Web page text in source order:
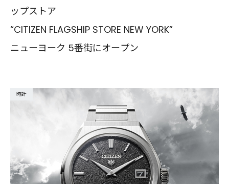
ップストア
“CITIZEN FLAGSHIP STORE NEW YORK”
ニューヨーク 5番街にオープン
時計